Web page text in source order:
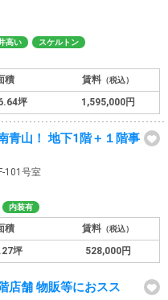
高い
スケルトン
積 賃料 （税込）
坪 1,595,000円
青山！ 地下1階＋１階事
101号室
内装有
積 賃料 （税込）
坪 528,000円
店舗 物販等におスス